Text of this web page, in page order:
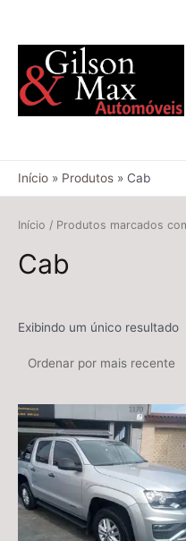
Início Produtos Cab
Início / Produtos marcados
Cab
Exibindo um único resultado